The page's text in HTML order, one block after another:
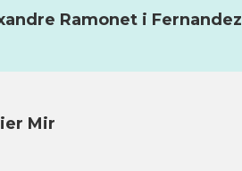
Ramonet i Fernandez
Mir